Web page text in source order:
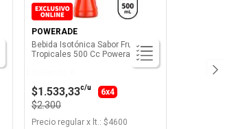
POWERADE
Bebida Isotónica Sabor Frutas
Tropicales 500 Cc Powerade
$1.533,33c/u 6x4
$2.300
Precio regular x lt.: $4600